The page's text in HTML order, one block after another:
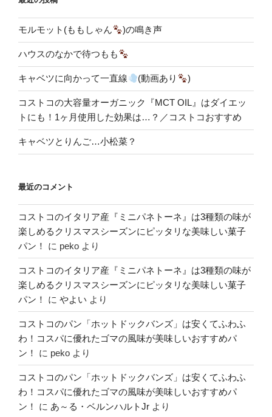
モルモット(ももしゃん )の鳴き声
ハウスのなかで待つもも
キャベツに向かって一直線 (動画あり )
コストコの大容量オーガニック『MCT OIL』はダイエッ
トにも！1ヶ月使用した効果は…？／コストコおすすめ
キャベツとりんご…小松菜？
最近のコメント
コストコのイタリア産『ミニパネトーネ』は3種類の味が
楽しめるクリスマスシーズンにピッタリな美味しい菓子
パン！
に peko より
コストコのイタリア産『ミニパネトーネ』は3種類の味が
楽しめるクリスマスシーズンにピッタリな美味しい菓子
パン！
に やよい より
コストコのパン「ホットドックバンズ」は安くてふわふ
わ！コスパに優れたゴマの風味が美味しいおすすめパ
ン！
に peko より
コストコのパン「ホットドックバンズ」は安くてふわふ
わ！コスパに優れたゴマの風味が美味しいおすすめパ
ン！
に あ～る・ベルンハルトJr より